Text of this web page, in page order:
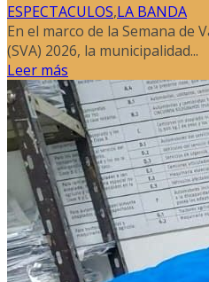
ESPECTACULOS,LA BANDA
En el marco de la Semana de
(SVA) 2026, la municipalidad...
Leer más